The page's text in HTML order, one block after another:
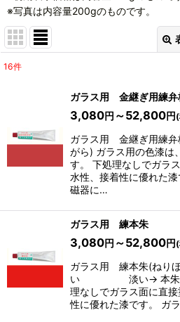
※写真は内容量200gのものです。
絞り込む
16件
ガラス用 金継ぎ用練弁
3,080円 ～52,800円
ガラス用 金継ぎ用練弁
がら) ガラス用の色漆は
す。 下処理なしでガラ
水性、接着性に優れた
磁器に…
ガラス用 練本朱
3,080円 ～52,800円
ガラス用 練本朱(ねり
い 淡い→ 本朱＞赤
理なしでガラス面に直
性に優れた漆です。 ガ